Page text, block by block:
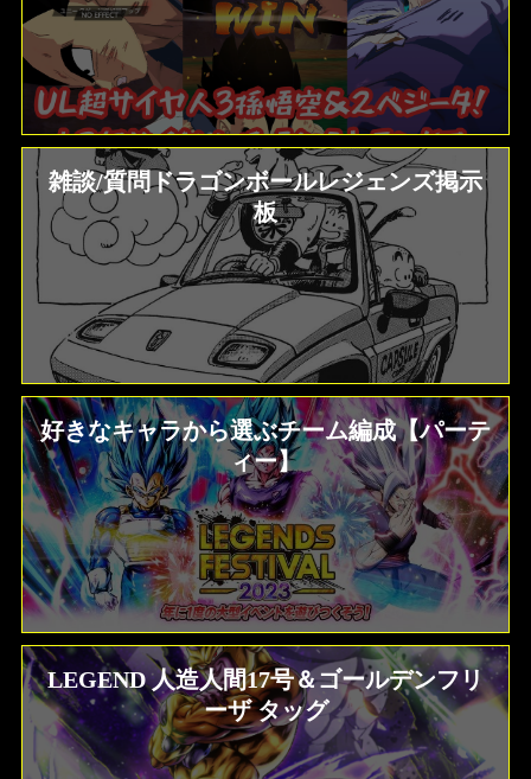
雑談/質問ドラゴンボールレジェンズ掲示
板
好きなキャラから選ぶチーム編成【パーテ
ィー】
ソウル一覧効果、ステータス比較 ドラゴ
ンボールZ クロスキーパーズ
LEGEND 人造人間17号＆ゴールデンフリ
ーザ タッグ